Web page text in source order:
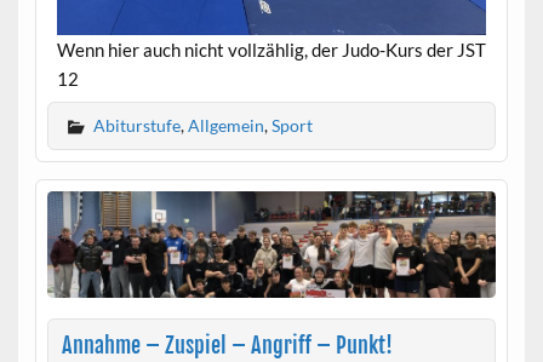
Wenn hier auch nicht vollzählig, der Judo-Kurs der JST
12
Abiturstufe,Allgemein,Sport
Annahme – Zuspiel – Angriff – Punkt!